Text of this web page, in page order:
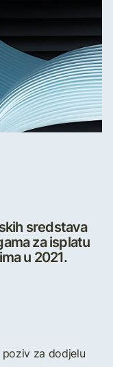
sredstava
za isplatu
u 2021.
za dodjelu